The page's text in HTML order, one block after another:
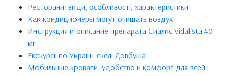
Ресторани: види, особливості, характеристики
Как кондиционеры могут очищать воздух
Инструкция и описание препарата Сиалис Vidalista 40
мг
Екскурсії по Україні: скелі Довбуша
Мобильные кровати: удобство и комфорт для всей